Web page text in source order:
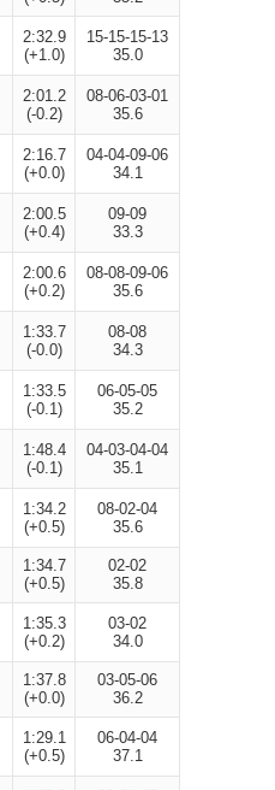
2:32.9
(+1.0)
15-15-15-13
35.0
2:01.2
(-0.2)
08-06-03-01
35.6
2:16.7
(+0.0)
04-04-09-06
34.1
2:00.5
(+0.4)
09-09
33.3
2:00.6
(+0.2)
08-08-09-06
35.6
1:33.7
(-0.0)
08-08
34.3
1:33.5
(-0.1)
06-05-05
35.2
1:48.4
(-0.1)
04-03-04-04
35.1
1:34.2
(+0.5)
08-02-04
35.6
1:34.7
(+0.5)
02-02
35.8
1:35.3
(+0.2)
03-02
34.0
1:37.8
(+0.0)
03-05-06
36.2
1:29.1
(+0.5)
06-04-04
37.1